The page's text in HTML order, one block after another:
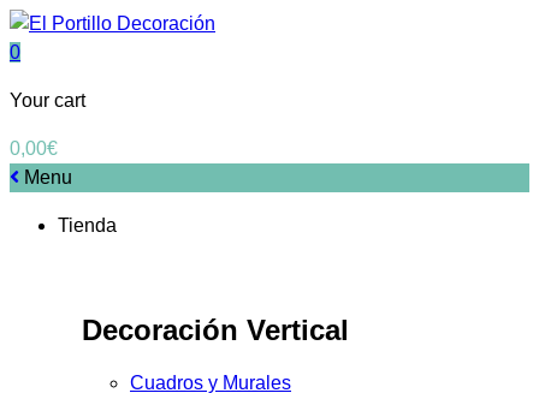
0
Your cart
0,00€
Menu
Tienda
Decoración Vertical
Cuadros y Murales